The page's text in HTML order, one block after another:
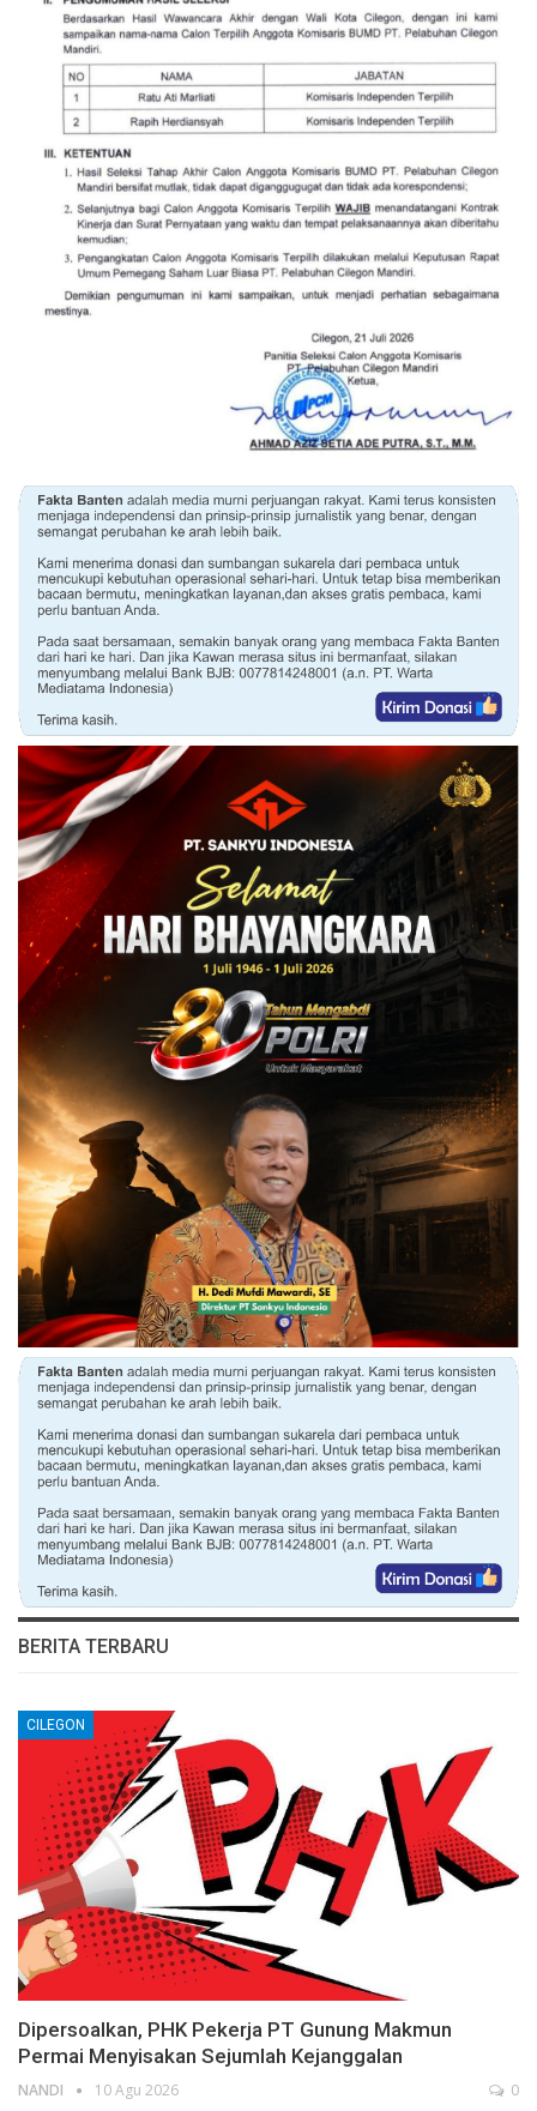
BERITA TERBARU
CILEGON
Dipersoalkan, PHK Pekerja PT Gunung Makmun
Permai Menyisakan Sejumlah Kejanggalan
NANDI 10 Agu 2026 0